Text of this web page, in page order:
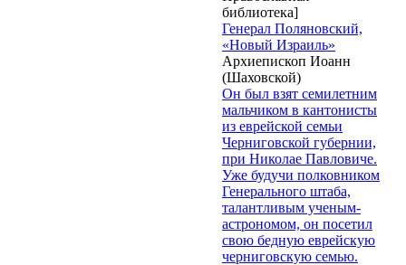
библиотека]
Генерал Поляновский,
«Новый Израиль»
Архиепископ Иоанн
(Шаховской)
Он был взят семилетним
мальчиком в кантонисты
из еврейской семьи
Черниговской губернии,
при Николае Павловиче.
Уже будучи полковником
Генерального штаба,
талантливым ученым-
астрономом, он посетил
свою бедную еврейскую
черниговскую семью.